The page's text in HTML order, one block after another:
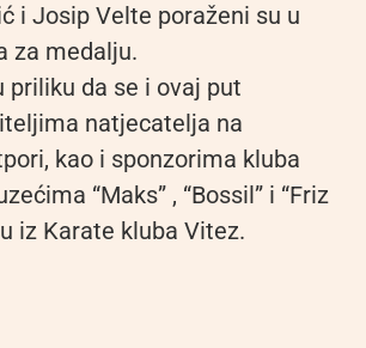
i Josip Velte poraženi su u
za medalju.
priliku da se i ovaj put
natjecatelja na
kao i sponzorima kluba
“Maks” , “Bossil” i “Friz
iz Karate kluba Vitez.